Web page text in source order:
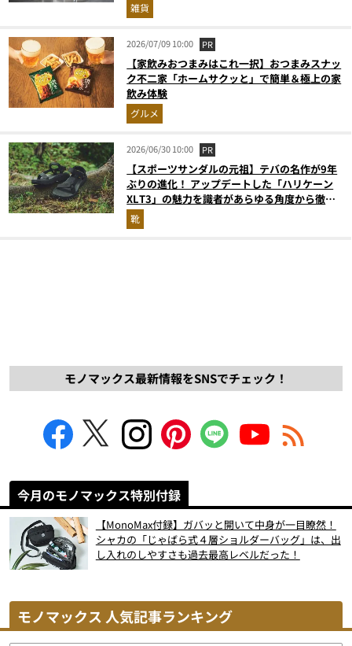
雑貨
2026/07/09 10:00 PR
【家飲みおつまみはこれ一択】おつまみスナッ
ク不二家「ホームサクッと」で簡単＆極上の家
飲み体験
グルメ
2026/06/30 10:00 PR
【スポーツサンダルの元祖】テバの名作が9年
ぶりの進化！ アップデートした「ハリケーン
XLT3」の魅力を識者があらゆる角度から徹底
解説！
靴
モノマックス最新情報をSNSでチェック！
今月のモノマックス特別付録
【MonoMax付録】ガバッと開いて中身が一目瞭然！
シャカの「じゃばら式４層ショルダーバッグ」は、出
し入れのしやすさも過去最高レベルだった！
モノマックス 人気記事ランキング